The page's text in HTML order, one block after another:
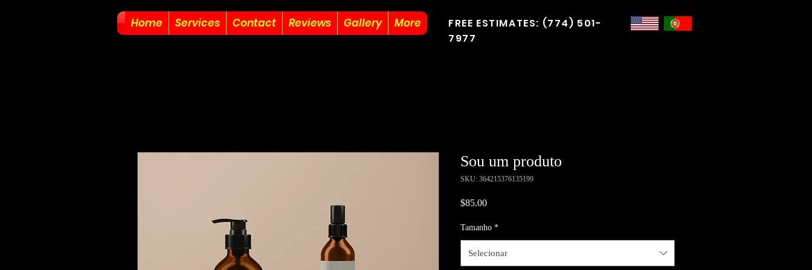
Home Services Contact Reviews Gallery More
FREE ESTIMATES: (774) 501-
7977
Sou um produto
SKU: 364215376135199
$85.00Preço
Tamanho *
Selecionar